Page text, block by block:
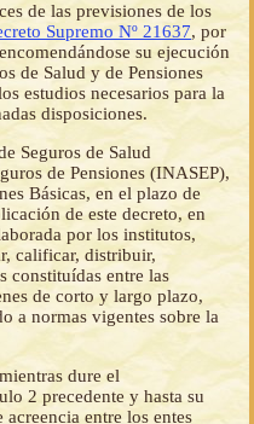
de las previsiones de los
Supremo Nº 21637, por
su ejecución
de Salud y de Pensiones
estudios necesarios para la
disposiciones.
Seguros de Salud
de Pensiones (INASEP),
Básicas, en el plazo de
de este decreto, en
por los institutos,
calificar, distribuir,
constituídas entre las
de corto y largo plazo,
a normas vigentes sobre la
dure el
2 precedente y hasta su
entre los entes